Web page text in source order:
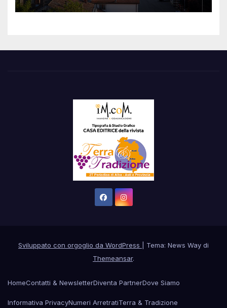
Sviluppato con orgoglio da WordPress
Tema: News Way di
Themeansar.
HomeContatti & NewsletterDiventa PartnerDove Siamo
Informativa PrivacyNumeri ArretratiTerra & Tradizione